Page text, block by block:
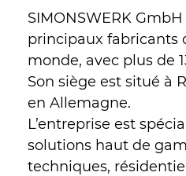
SIMONSWERK
principaux fabricants
monde, avec plus de
Son siège est situé à
en Allemagne.
L’entreprise est
solutions haut de
techniques,